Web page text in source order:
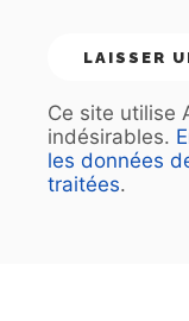
Ce site utilise
indésirables.
les données
traitées.